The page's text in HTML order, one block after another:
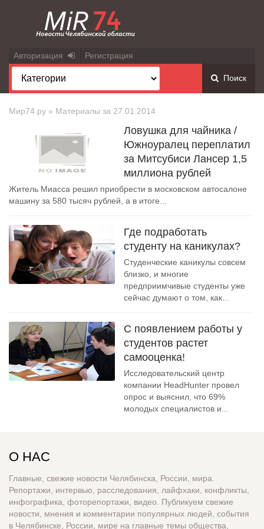
Авторизация Регистрация
Поиск
Мир74.ру » Материалы за 27.01.2014
Ловушка для чайника /
Южноуралец переплатил
за Митсубиси Лансер 1,5
миллиона рублей
Житель Миасса решил приобрести в московском автосалоне
машину за 580 тысяч рублей, а в итоге...
Где подработать
студенту на каникулах?
Студенческие каникулы совсем
близко, и многие
предприимчивые студенты уже
сейчас думают о том, как...
С появлением работы у
студентов растет
самооценка!
Исследовательский центр
компании HeadHunter провел
опрос и выяснил, что 69%
молодых специалистов и...
О НАС
Главные, свежие новости Челябинска, России, мира.
Репортажи, интервью, расследования, лайфхаки, конфликты,
инфографика, фоторепортажи, видео. Публикуем свежие
новости, мнения и комментарии популярных людей, события
в Челябинске, России, мире на главные темы общества,